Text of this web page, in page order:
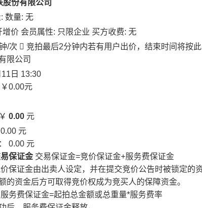
股份有限公司
数量: 无
增价 会员属性: 只限企业 买方收费: 无
/次  竞拍最后2分钟内若有用户出价，结束时间将按此
限公司
日 13:30
￥0.00元
0.00 元
0.00 元
0.00 元
保证金 交易保证金=竞价保证金+服务费保证金
保证金由出卖人设定，并在提交竞价公告时被锁定的
的资金后方可取得竞价权成为竞买人的保障资金。
服务费保证金=起拍总金额或总重量*服务费率